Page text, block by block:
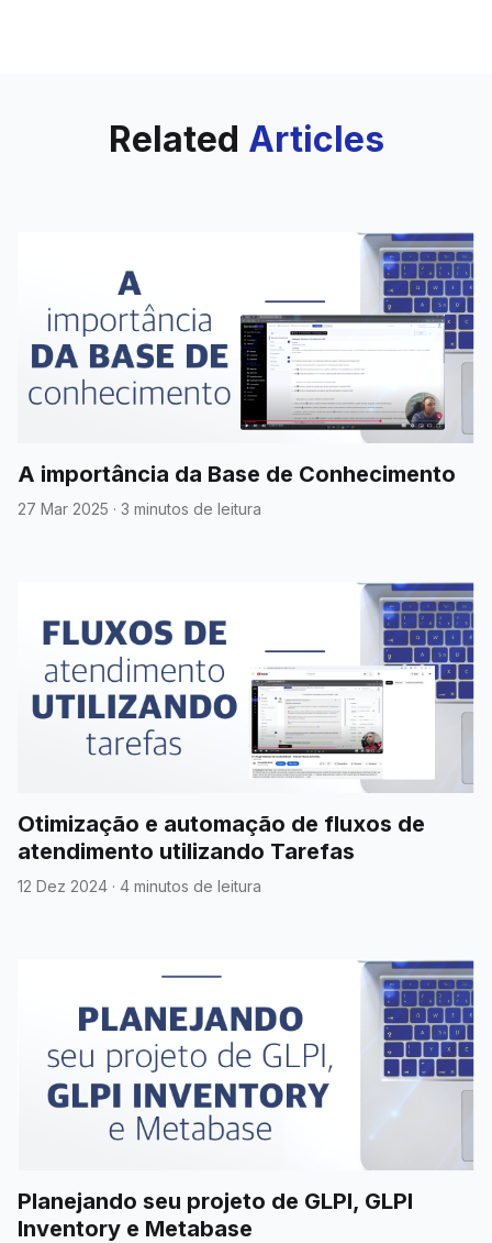
Related Articles
A importância da Base de Conhecimento
27 Mar 2025 · 3 minutos de leitura
Otimização e automação de fluxos de
atendimento utilizando Tarefas
12 Dez 2024 · 4 minutos de leitura
Planejando seu projeto de GLPI, GLPI
Inventory e Metabase